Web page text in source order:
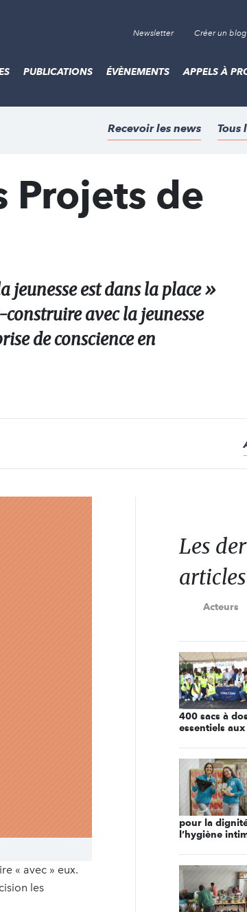
Newsletter Créer un blog
PUBLICATIONS ÉVÈNEMENTS APPELS À
Recevoir les news Tous
Projets de
jeunesse est dans la place »
construire avec la jeunesse
de conscience en
« avec » eux.
les
Les
Acteurs
400 sacs à
essentiels
pour la dignité
l’hygiène